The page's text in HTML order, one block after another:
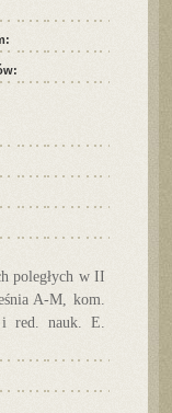
poległych w II
A-M, kom.
red. nauk. E.